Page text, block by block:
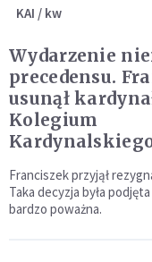
KAI / kw
Wydarzenie
precedensu.
usunął
Kolegium
Franciszek przyjął
Taka decyzja była
bardzo poważna.